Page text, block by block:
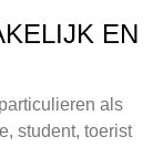
EN
als
student, toerist